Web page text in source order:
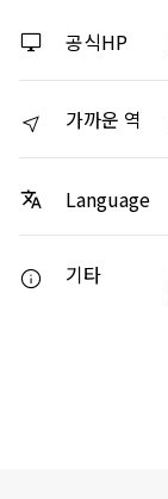
공식HP
가까운 역
Language
기타